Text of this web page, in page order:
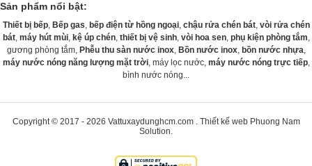
Sản phẩm nổi bật:
Thiết bị bếp, Bếp gas, bếp điện từ hồng ngoại, chậu rửa chén bát, vòi rửa chén
bát, máy hút mùi, kệ úp chén, thiết bị vệ sinh, vòi hoa sen, phụ kiện phòng tắm,
gương phòng tắm, Phễu thu sàn nước inox, Bồn nước inox, bồn nước nhựa,
máy nước nóng năng lượng mặt trời, máy lọc nước, máy nước nóng trực tiếp,
bình nước nóng...
Copyright © 2017 - 2026 Vattuxaydunghcm.com. Thiết kế web Phuong Nam
Solution.